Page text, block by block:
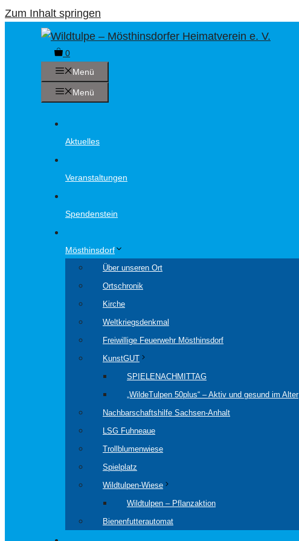
Zum Inhalt springen
0
Menü
Menü
Aktuelles
Veranstaltungen
Spendenstein
Mösthinsdorf
Über unseren Ort
Ortschronik
Kirche
Weltkriegsdenkmal
Freiwillige Feuerwehr Mösthinsdorf
KunstGUT
SPIELENACHMITTAG
„WildeTulpen 50plus“ – Aktiv und gesund im Alter
Nachbarschaftshilfe Sachsen-Anhalt
LSG Fuhneaue
Trollblumenwiese
Spielplatz
Wildtulpen-Wiese
Wildtulpen – Pflanzaktion
Bienenfutterautomat